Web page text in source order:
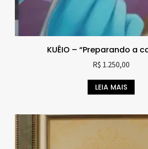
KUÊIO – “Preparando a
R$ 1.250,00
LEIA MAIS